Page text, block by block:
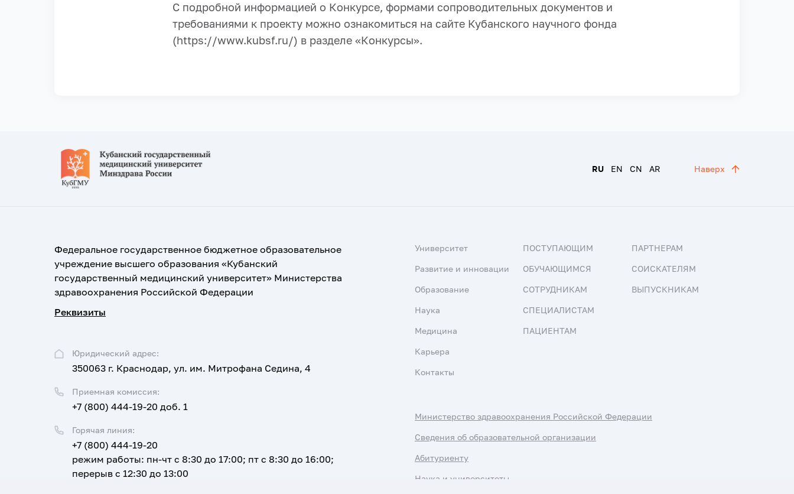
C подробной информацией о Конкурсе, формами сопроводительных документов и
требованиями к проекту можно ознакомиться на сайте Кубанского научного фонда
(https://www.kubsf.ru/) в разделе «Конкурсы».
RU EN CN AR Наверх
Федеральное государственное бюджетное образовательное
учреждение высшего образования «Кубанский
государственный медицинский университет» Министерства
здравоохранения Российской Федерации
Реквизиты
Юридический адрес:
350063 г. Краснодар, ул. им. Митрофана Седина, 4
Приемная комиссия:
+7 (800) 444-19-20 доб. 1
Горячая линия:
+7 (800) 444-19-20
режим работы: пн-чт с 8:30 до 17:00; пт с 8:30 до 16:00;
перерыв с 12:30 до 13:00
Университет
Развитие и инновации
Образование
Наука
Медицина
Карьера
Контакты
ПОСТУПАЮЩИМ
ОБУЧАЮЩИМСЯ
СОТРУДНИКАМ
СПЕЦИАЛИСТАМ
ПАЦИЕНТАМ
ПАРТНЕРАМ
СОИСКАТЕЛЯМ
ВЫПУСКНИКАМ
Министерство здравоохранения Российской Федерации
Сведения об образовательной организации
Абитуриенту
Наука и университеты